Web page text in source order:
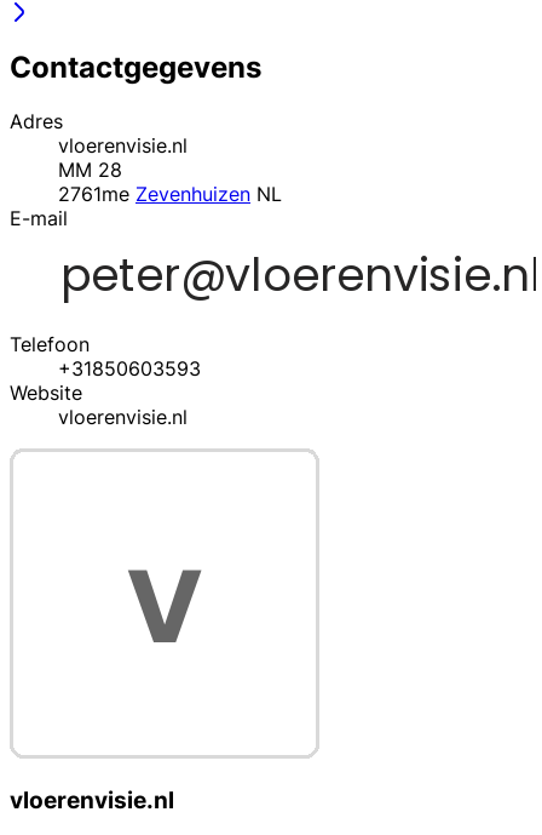
Contactgegevens
Adres
vloerenvisie.nl
MM 28
2761me Zevenhuizen NL
E-mail
Telefoon
+31850603593
Website
vloerenvisie.nl
vloerenvisie.nl